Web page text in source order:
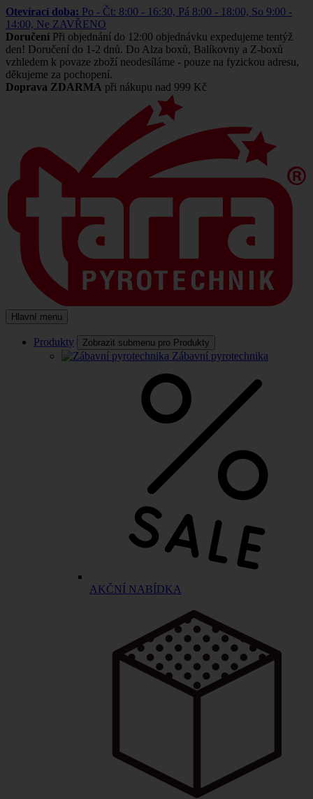
Otevírací doba: Po - Čt: 8:00 - 16:30, Pá 8:00 - 18:00, So 9:00 -
14:00, Ne ZAVŘENO
Doručení Při objednání do 12:00 objednávku expedujeme tentýž
den! Doručení do 1-2 dnů. Do Alza boxů, Balíkovny a Z-boxů
vzhledem k povaze zboží neodesíláme - pouze na fyzickou adresu,
děkujeme za pochopení.
Doprava ZDARMA při nákupu nad 999 Kč
Hlavní menu
Produkty Zobrazit submenu pro Produkty
Zábavní pyrotechnika
AKČNÍ NABÍDKA